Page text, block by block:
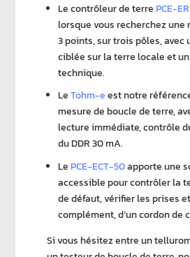
Le contrôleur de terre PCE-
lorsque vous recherchez une
3 points, surtrois pôles, avec
ciblée sur laterre localeet
technique.
LeTohm-eest notre
mesure de boucle de terre,
lecture immédiate, contrôle
duDDR 30 mA.
Le PCE-ECT-50apporte une
accessible pour contrôler la
de défaut, vérifier les prises
complément, d’un cordon de
Si vous hésitez entre un